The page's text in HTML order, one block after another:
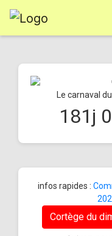
Le carnaval
181 j
infos rapides :
Cortège du